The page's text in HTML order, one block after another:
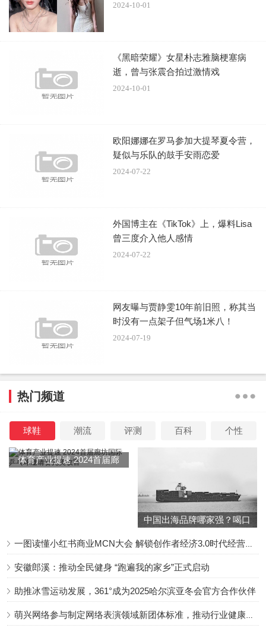
现在卖1600，1399的票价现在出3500都不好找。”
有些票卖不出去的主办方就会选择主动交给“黄牛”处理，“黄
牛”则会打3-5折卖给粉丝。
率连三分之一都没有，太难看了。”
3年后，不到3000人，像A哥说的：“这生意以后越来越难做
很多人对“黄牛票”的记忆还停留在七八年前的“行规”，市场早
就变化了。
要问2023年内地最一票难求的演唱会？
截至6月14日，大麦想看人数超过100万的排序分别为：周杰
伦、五月天、薛之谦和张杰。
其中，开启强实名制的五月天杭州站被称为“史上最难抢
票”。开票前，五月天杭州站预约登记人数已逼近150万大
关，比北京站想看人数多三倍，但演出日期和可买票数却只
为了防止“黄牛”抢票，五月天杭州站宣布开启强实名制，这
意味着在验票时，人脸、证件、座位和购票订单必须全部一
致才能入场。对普通歌迷来说，这无异是利好，杭州歌迷小
顾身边的不少朋友都抢到了票，甚至有人抢到了四连坐。但
对于像小顾这样运气不好的人来说，摆在他们面前的只有三
条路：二轮抢票，找“黄牛”买溢价票，或者找一个有缘分的
代拍。
2024-10-01
《黑暗荣耀》女星朴志雅脑梗塞病
逝，曾与张震合拍过激情戏
2024-10-01
欧阳娜娜在罗马参加大提琴夏令营，
疑似与乐队的鼓手安雨恋爱
2024-07-22
外国博主在《TikTok》上，爆料Lisa
曾三度介入他人感情
2024-07-22
网友曝与贾静雯10年前旧照，称其当
时没有一点架子但气场1米八！
2024-07-19
热门频道
球鞋 潮流 评测 百科 个性
体育产业提速 2024首届廊
中国出海品牌哪家强？喝口
安徽郎溪：推动全民健身 “跑遍我的家乡”正式启动
助推冰雪运动发展，361°成为2025哈尔滨亚冬会官方合作伙伴